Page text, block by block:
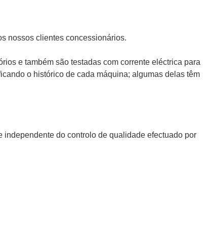
nossos clientes concessionários.
e também são testadas com corrente eléctrica para
o histórico de cada máquina; algumas delas têm
do controlo de qualidade efectuado por